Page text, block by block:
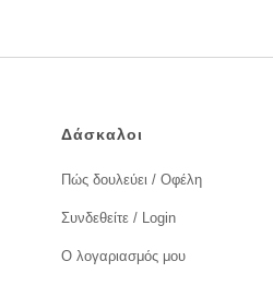
Δάσκαλοι
Πώς δουλεύει / Οφέλη
Συνδεθείτε / Login
Ο λογαριασμός μου